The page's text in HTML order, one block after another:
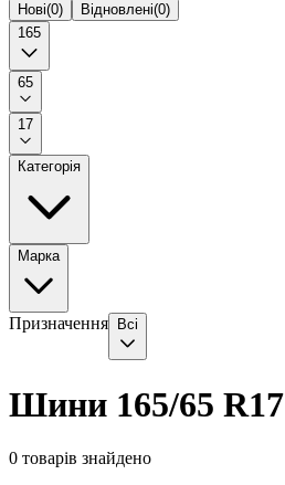
Нові(0) Відновлені(0)
165
65
17
Категорія
Марка
Призначення Всі
Шини 165/65 R17
0 товарів знайдено